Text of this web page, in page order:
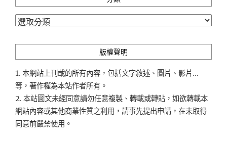
分
版權聲明
1. 本網站上刊載的所有內容，包括文字敘述、圖片、影片...
等，著作權為本站作者所有。
2. 本站圖文未經同意請勿任意複製、轉載或轉貼，如欲轉載本
網站內容或其他商業性質之利用，請事先提出申請，在未取得
同意前嚴禁使用。